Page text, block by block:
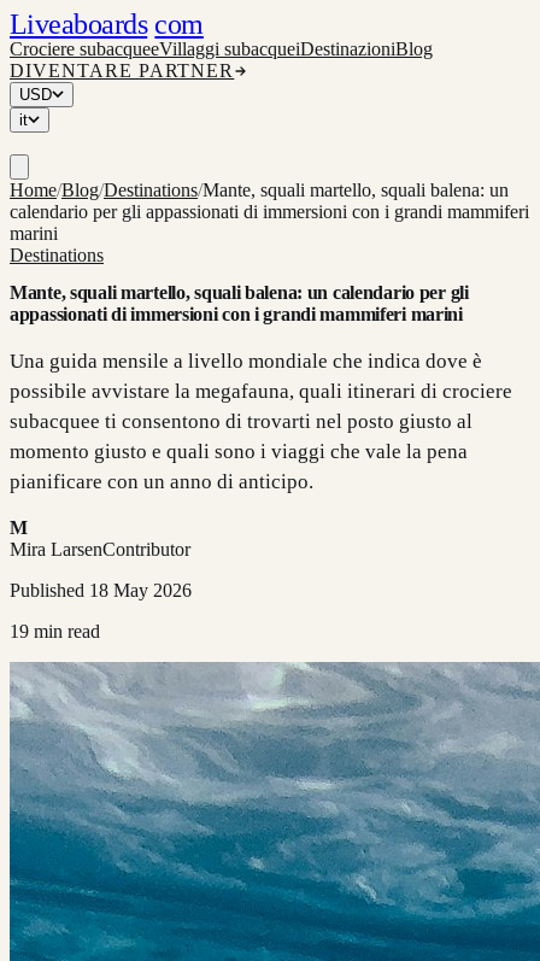
Liveaboards com
Crociere subacqueeVillaggi subacqueiDestinazioniBlog
DIVENTARE PARTNER
USD
it
Home/Blog/Destinations/Mante, squali martello, squali balena: un
calendario per gli appassionati di immersioni con i grandi mammiferi
marini
Destinations
Mante, squali martello, squali balena: un calendario per gli
appassionati di immersioni con i grandi mammiferi marini
Una guida mensile a livello mondiale che indica dove è
possibile avvistare la megafauna, quali itinerari di crociere
subacquee ti consentono di trovarti nel posto giusto al
momento giusto e quali sono i viaggi che vale la pena
pianificare con un anno di anticipo.
M
Mira LarsenContributor
Published 18 May 2026
19 min read